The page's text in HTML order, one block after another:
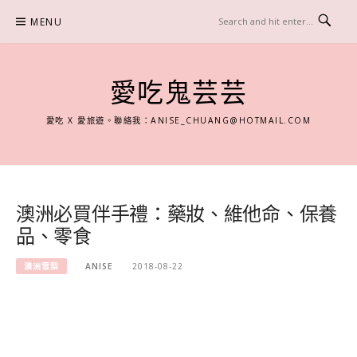
content
MENU
愛吃鬼芸芸
愛吃 X 愛旅遊。聯絡我：ANISE_CHUANG@HOTMAIL.COM
澳洲必買伴手禮：藥妝、維他命、保養
品、零食
澳洲雪梨 ANISE 2018-08-22